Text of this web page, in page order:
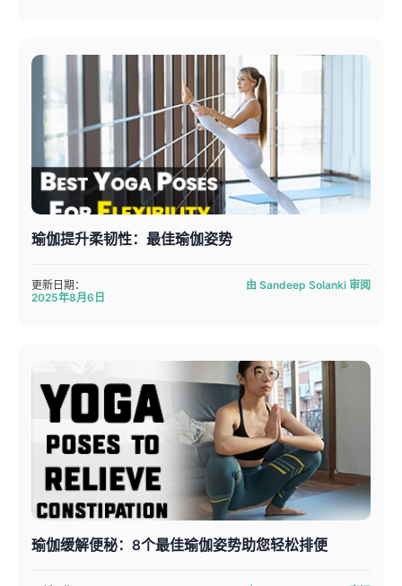
瑜伽提升柔韧性：最佳瑜伽姿势
更新日期：
2025年8月6日
由 Sandeep Solanki 审阅
瑜伽缓解便秘：8个最佳瑜伽姿势助您轻松排便